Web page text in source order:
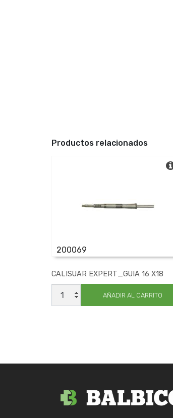
Productos relacionados
200069
CALISUAR EXPERT_GUIA 16 X18
CALISUAR
EXPERT_GUIA
16
AÑADIR AL CARRITO